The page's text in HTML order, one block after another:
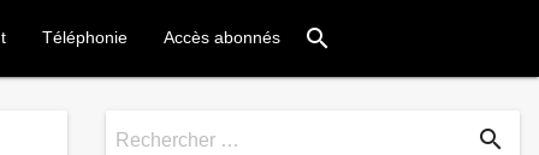
Téléphonie Accès abonnés search
Rechercher … search